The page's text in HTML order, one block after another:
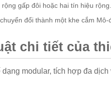
gấp đôi hoặc hai tín hiệu rộng.
đổi thành một khe cắm
chi tiết của
dạng modular, tích hợp đa dịch